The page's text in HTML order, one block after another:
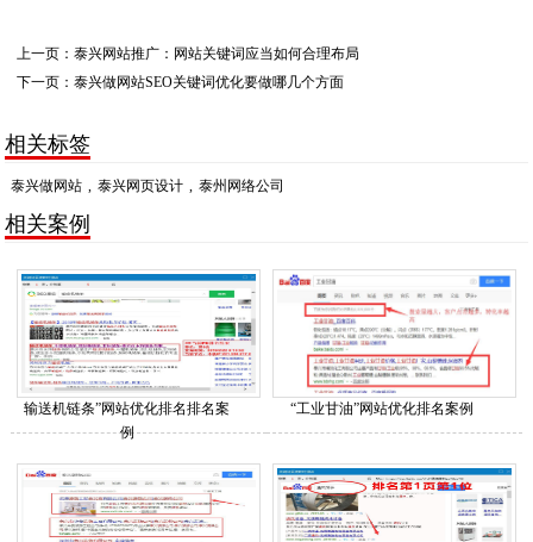
上一页：泰兴网站推广：网站关键词应当如何合理布局
下一页：泰兴做网站SEO关键词优化要做哪几个方面
相关标签
泰兴做网站 , 泰兴网页设计 , 泰州网络公司
相关案例
输送机链条”网站优化排名排名案
例
“工业甘油”网站优化排名案例